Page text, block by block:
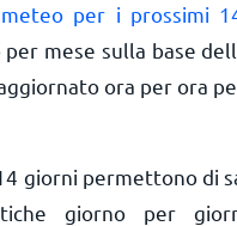
per i prossimi
mese sulla base
ora per ora
giorni permettono di
giorno per